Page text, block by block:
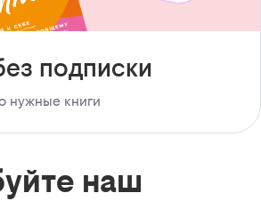
подписки
нужные книги
наш